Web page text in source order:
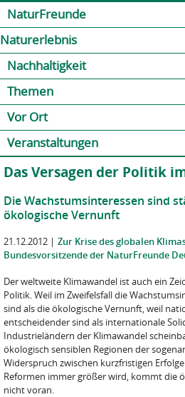
NaturFreunde
Naturerlebnis
Nachhaltigkeit
Themen
Vor Ort
Veranstaltungen
Das Versagen der Politik
Die Wachstumsinteressen sind
ökologische Vernunft
21.12.2012 | Zur Krise des globalen
Bundesvorsitzende der NaturFreunde
Der weltweite Klimawandel ist auch ein
Politik. Weil im Zweifelsfall die
sind als die ökologische Vernunft, weil
entscheidender sind als internationale
Industrieländern der Klimawandel
ökologisch sensiblen Regionen der
Widerspruch zwischen kurzfristigen
Reformen immer größer wird, kommt die
nicht voran.